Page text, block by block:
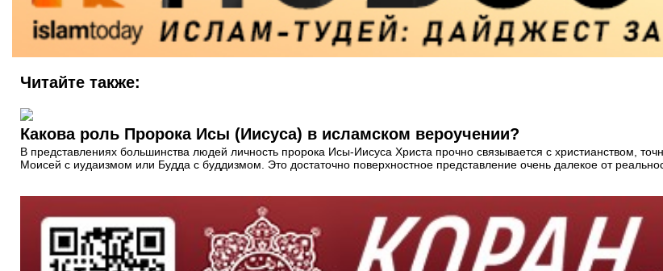
Читайте также:
Какова роль Пророка Исы (Иисуса) в исламском вероучении?
В представлениях большинства людей личность пророка Исы-Иисуса Христа прочно связывается с христианством,
Моисей с иудаизмом или Будда с буддизмом. Это достаточно поверхностное представление очень далекое от